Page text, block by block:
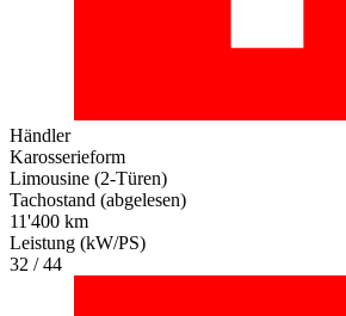
Händler
Karosserieform
Limousine (2-Türen)
Tachostand (abgelesen)
11'400 km
Leistung (kW/PS)
32 / 44